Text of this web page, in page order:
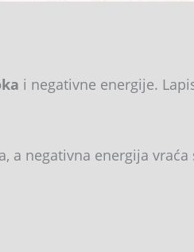
i negativne energije.
a negativna energija